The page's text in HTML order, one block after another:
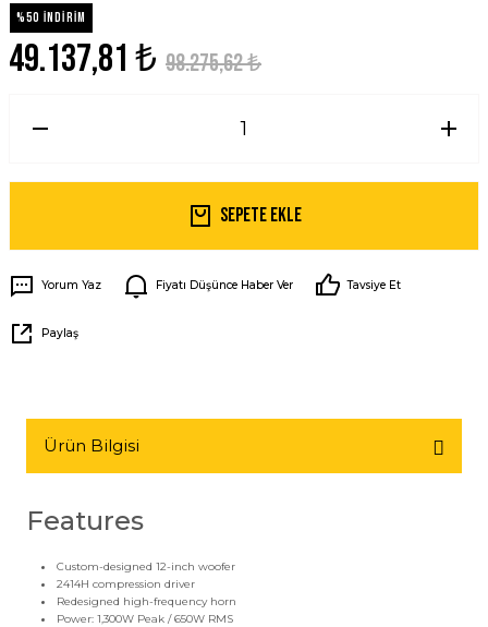
%50 İNDİRİM
49.137,81 ₺ 98.275,62 ₺
Sepete Ekle
Yorum Yaz Fiyatı Düşünce Haber Ver Tavsiye Et
Paylaş
Ürün Bilgisi
Features
Custom-designed 12-inch woofer
2414H compression driver
Redesigned high-frequency horn
Power: 1,300W Peak / 650W RMS